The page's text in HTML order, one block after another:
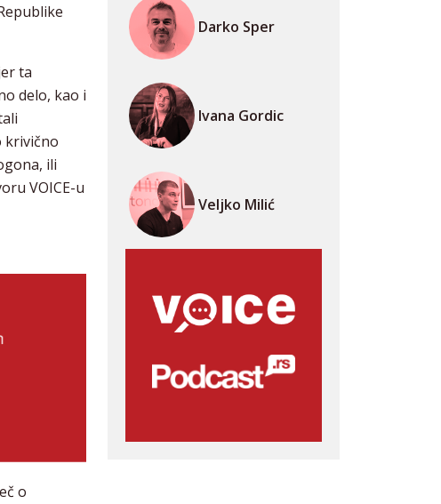
ta
delo, kao i
krivično
ili
VOICE-u
o
Darko Sper
Ivana Gordic
Veljko Milić